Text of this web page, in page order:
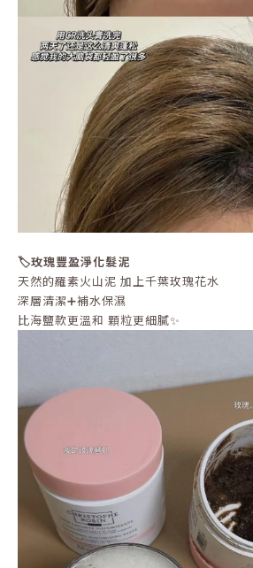
🏷️玫瑰豐盈淨化髮泥
天然的羅素火山泥 加上千葉玫瑰花水
深層清潔➕補水保濕
比海鹽款更溫和 顆粒更細膩✨